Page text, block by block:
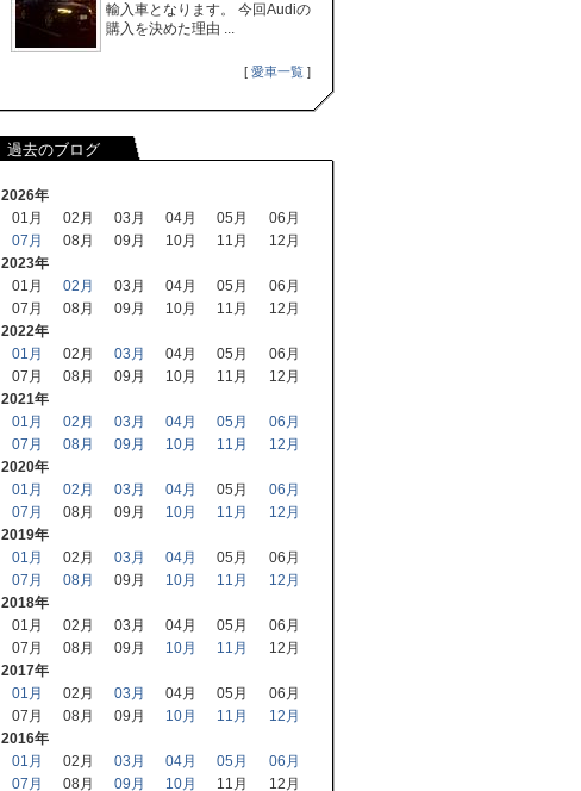
輸入車となります。 今回Audiの
購入を決めた理由 ...
[ 愛車一覧 ]
過去のブログ
2026年
01月
02月 03月 04月 05月
06月
07月
08月 09月 10月 11月
12月
2023年
01月
02月 03月 04月 05月
06月
07月
08月 09月 10月 11月
12月
2022年
01月
02月 03月 04月 05月
06月
07月
08月 09月 10月 11月
12月
2021年
01月
02月 03月 04月 05月
06月
07月
08月 09月 10月 11月
12月
2020年
01月
02月 03月 04月 05月
06月
07月
08月 09月 10月 11月
12月
2019年
01月
02月 03月 04月 05月
06月
07月
08月 09月 10月 11月
12月
2018年
01月
02月 03月 04月 05月
06月
07月
08月 09月 10月 11月
12月
2017年
01月
02月 03月 04月 05月
06月
07月
08月 09月 10月 11月
12月
2016年
01月
02月 03月 04月 05月
06月
07月
08月 09月 10月 11月
12月